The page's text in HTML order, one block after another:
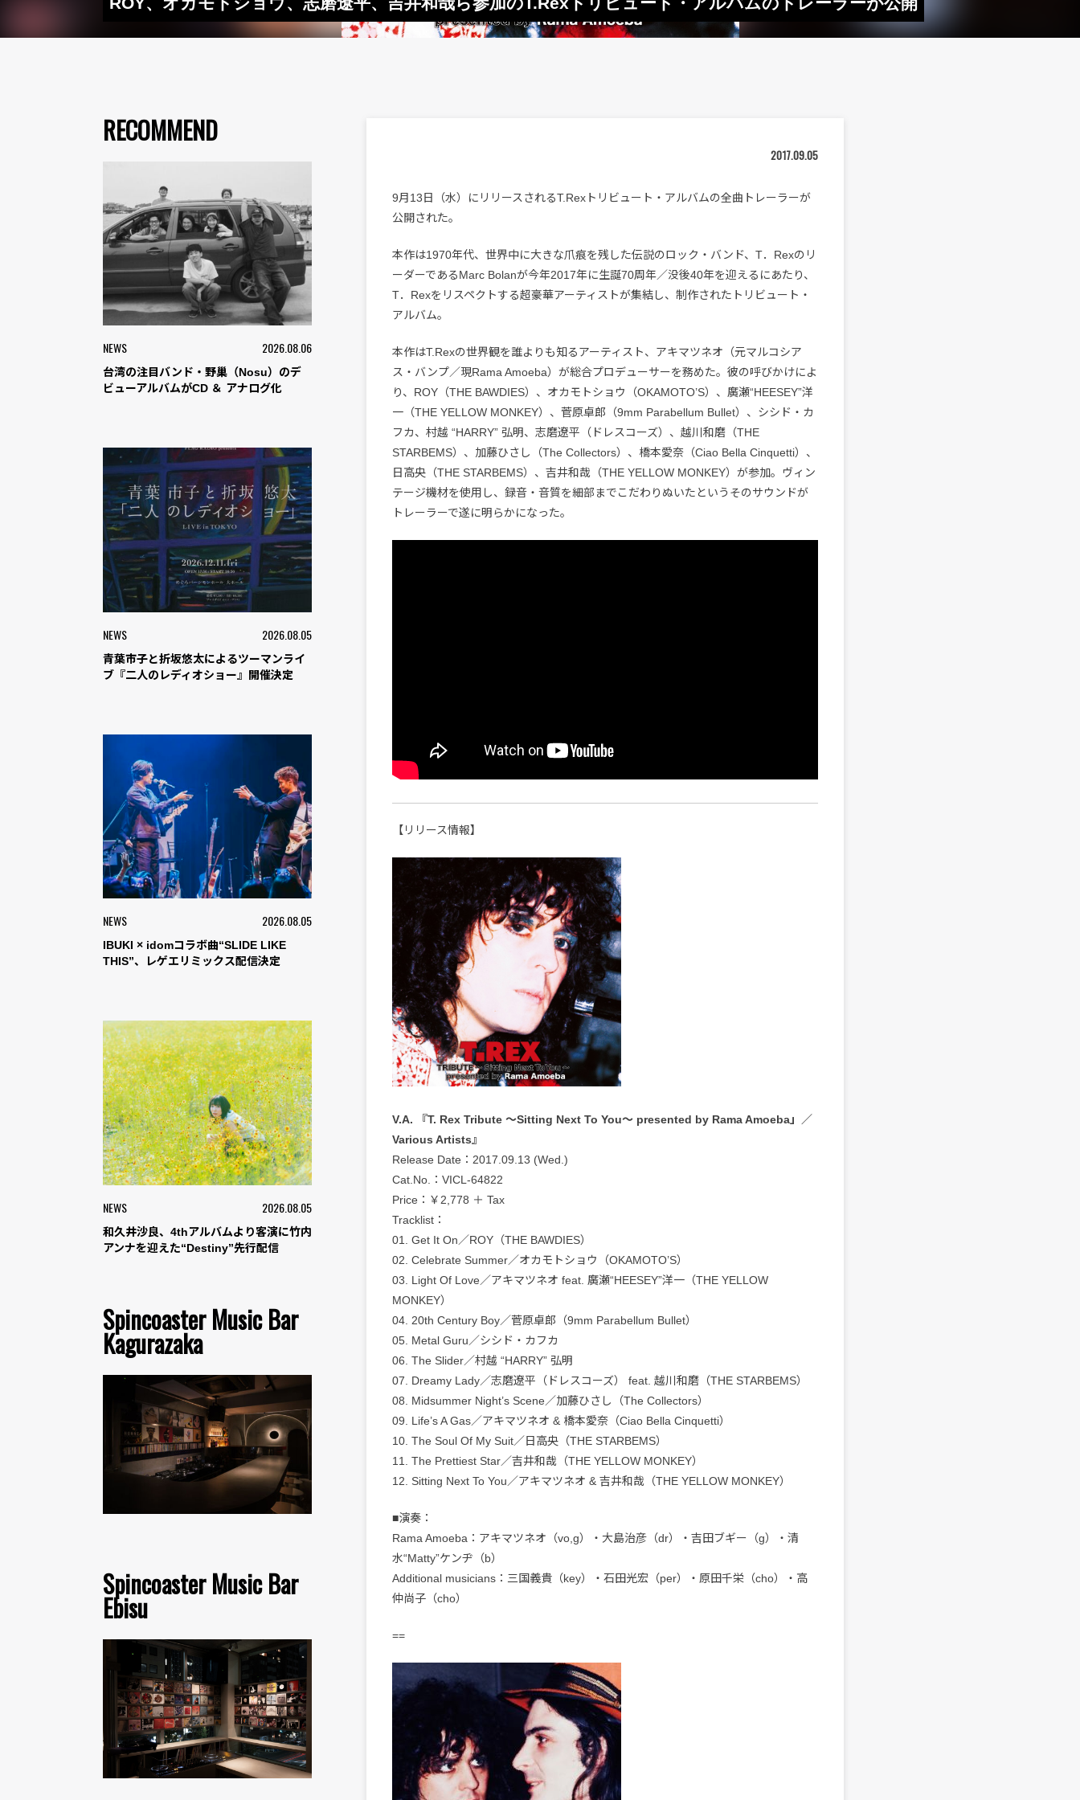
RECOMMEND
NEWS 2026.08.06
台湾の注目バンド・野巢（Nosu）のデ
ビューアルバムがCD ＆ アナログ化
NEWS 2026.08.05
青葉市子と折坂悠太によるツーマンライ
ブ『二人のレディオショー』開催決定
NEWS 2026.08.05
IBUKI × idomコラボ曲“SLIDE LIKE
THIS”、レゲエリミックス配信決定
NEWS 2026.08.05
和久井沙良、4thアルバムより客演に竹内
アンナを迎えた“Destiny”先行配信
Spincoaster Music Bar
Kagurazaka
Spincoaster Music Bar
Ebisu
2017.09.05
9月13日（水）にリリースされるT.Rexトリビュート・アルバムの全曲トレーラーが
公開された。
本作は1970年代、世界中に大きな爪痕を残した伝説のロック・バンド、T．Rexのリ
ーダーであるMarc Bolanが今年2017年に生誕70周年／没後40年を迎えるにあたり、
T．Rexをリスペクトする超豪華アーティストが集結し、制作されたトリビュート・
アルバム。
本作はT.Rexの世界観を誰よりも知るアーティスト、アキマツネオ（元マルコシア
ス・バンプ／現Rama Amoeba）が総合プロデューサーを務めた。彼の呼びかけによ
り、ROY（THE BAWDIES）、オカモトショウ（OKAMOTO’S）、廣瀬“HEESEY”洋
一（THE YELLOW MONKEY）、菅原卓郎（9mm Parabellum Bullet）、シシド・カ
フカ、村越 “HARRY” 弘明、志磨遼平（ドレスコーズ）、越川和磨（THE
STARBEMS）、加藤ひさし（The Collectors）、橋本愛奈（Ciao Bella Cinquetti）、
日高央（THE STARBEMS）、吉井和哉（THE YELLOW MONKEY）が参加。ヴィン
テージ機材を使用し、録音・音質を細部までこだわりぬいたというそのサウンドが
トレーラーで遂に明らかになった。
【リリース情報】
V.A. 『T. Rex Tribute ～Sitting Next To You～ presented by Rama Amoeba」／
Various Artists』
Release Date：2017.09.13 (Wed.)
Cat.No.：VICL-64822
Price：￥2,778 ＋ Tax
Tracklist：
01. Get It On／ROY（THE BAWDIES）
02. Celebrate Summer／オカモトショウ（OKAMOTO’S）
03. Light Of Love／アキマツネオ feat. 廣瀬“HEESEY”洋一（THE YELLOW
MONKEY）
04. 20th Century Boy／菅原卓郎（9mm Parabellum Bullet）
05. Metal Guru／シシド・カフカ
06. The Slider／村越 “HARRY” 弘明
07. Dreamy Lady／志磨遼平（ドレスコーズ） feat. 越川和磨（THE STARBEMS）
08. Midsummer Night’s Scene／加藤ひさし（The Collectors）
09. Life’s A Gas／アキマツネオ & 橋本愛奈（Ciao Bella Cinquetti）
10. The Soul Of My Suit／日高央（THE STARBEMS）
11. The Prettiest Star／吉井和哉（THE YELLOW MONKEY）
12. Sitting Next To You／アキマツネオ & 吉井和哉（THE YELLOW MONKEY）
■演奏：
Rama Amoeba：アキマツネオ（vo,g）・大島治彦（dr）・吉田ブギー（g）・清
水“Matty”ケンヂ（b）
Additional musicians：三国義貴（key）・石田光宏（per）・原田千栄（cho）・高
仲尚子（cho）
==